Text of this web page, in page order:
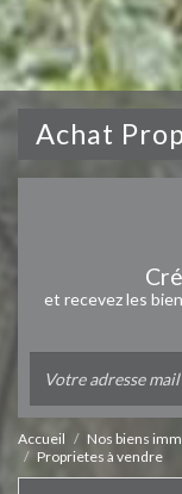
Achat
et recevez les
Accueil
Nos biens
Proprietes à vendre